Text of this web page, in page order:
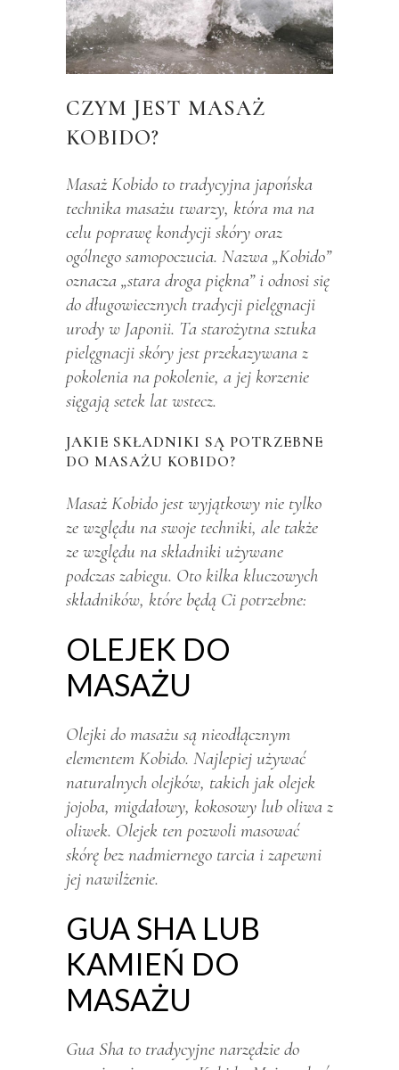
CZYM JEST MASAŻ
KOBIDO?
Masaż Kobido to tradycyjna japońska
technika masażu twarzy, która ma na
celu poprawę kondycji skóry oraz
ogólnego samopoczucia. Nazwa „Kobido”
oznacza „stara droga piękna” i odnosi się
do długowiecznych tradycji pielęgnacji
urody w Japonii. Ta starożytna sztuka
pielęgnacji skóry jest przekazywana z
pokolenia na pokolenie, a jej korzenie
sięgają setek lat wstecz.
JAKIE SKŁADNIKI SĄ POTRZEBNE
DO MASAŻU KOBIDO?
Masaż Kobido jest wyjątkowy nie tylko
ze względu na swoje techniki, ale także
ze względu na składniki używane
podczas zabiegu. Oto kilka kluczowych
składników, które będą Ci potrzebne:
OLEJEK DO
MASAŻU
Olejki do masażu są nieodłącznym
elementem Kobido. Najlepiej używać
naturalnych olejków, takich jak olejek
jojoba, migdałowy, kokosowy lub oliwa z
oliwek. Olejek ten pozwoli masować
skórę bez nadmiernego tarcia i zapewni
jej nawilżenie.
GUA SHA LUB
KAMIEŃ DO
MASAŻU
Gua Sha to tradycyjne narzędzie do